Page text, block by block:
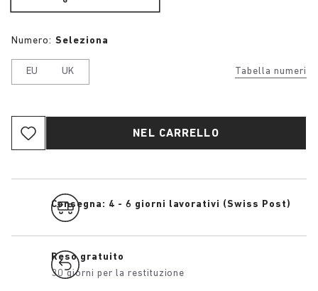
Tabella numeri
Numero: Seleziona
EU UK
NEL CARRELLO
Consegna: 4 - 6 giorni lavorativi (Swiss Post)
Reso gratuito
30 giorni per la restituzione